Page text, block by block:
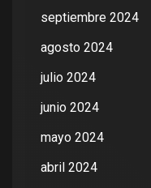
septiembre 2024
agosto 2024
julio 2024
junio 2024
mayo 2024
abril 2024